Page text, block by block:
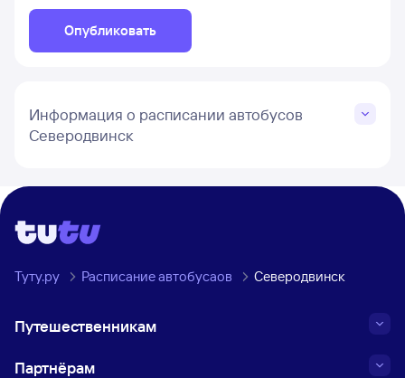
Опубликовать
Информация о расписании автобусов
Северодвинск
Туту.ру Расписание автобусаов Северодвинск
Путешественникам
Партнёрам